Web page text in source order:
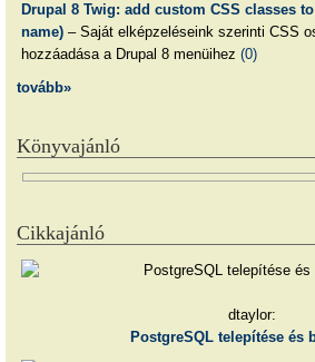
Drupal 8 Twig: add custom CSS classes
name)– Saját elképzeléseink szerinti CSS
hozzáadása a Drupal 8 menüihez (0)
tovább»
Könyvajánló
Cikkajánló
dtaylor:
PostgreSQL telepítése és